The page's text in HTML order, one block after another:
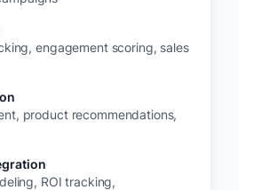
engagement scoring, sales
product recommendations,
ROI tracking,